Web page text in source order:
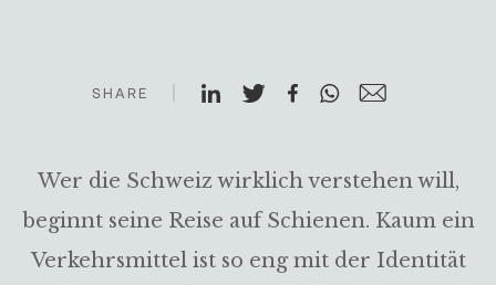
SHARE
Wer die Schweiz wirklich verstehen will,
beginnt seine Reise auf Schienen. Kaum ein
Verkehrsmittel ist so eng mit der Identität